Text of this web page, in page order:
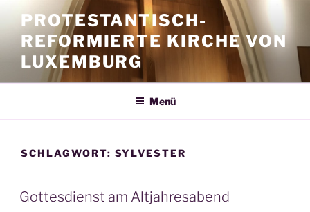
Inhalt
springen
PROTESTANTISCH-
REFORMIERTE KIRCHE VON
LUXEMBURG
Menü
SCHLAGWORT: SYLVESTER
Gottesdienst am Altjahresabend